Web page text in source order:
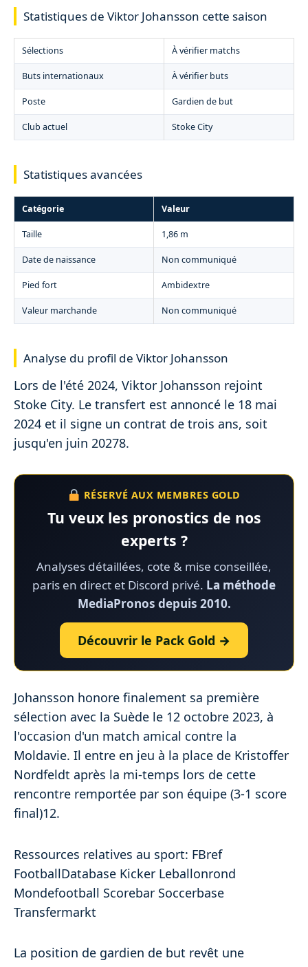
Statistiques de Viktor Johansson cette saison
Sélections À vérifier matchs
Buts internationaux À vérifier buts
Poste Gardien de but
Club actuel Stoke City
Statistiques avancées
Catégorie Valeur
Taille 1,86 m
Date de naissance Non communiqué
Pied fort Ambidextre
Valeur marchande Non communiqué
Analyse du profil de Viktor Johansson
Lors de l'été 2024, Viktor Johansson rejoint
Stoke City. Le transfert est annoncé le 18 mai
2024 et il signe un contrat de trois ans, soit
jusqu'en juin 20278.
RÉSERVÉ AUX MEMBRES GOLD
Tu veux les pronostics de nos
experts ?
Analyses détaillées, cote & mise conseillée,
paris en direct et Discord privé. La méthode
MediaPronos depuis 2010.
Découvrir le Pack Gold →
Johansson honore finalement sa première
sélection avec la Suède le 12 octobre 2023, à
l'occasion d'un match amical contre la
Moldavie. Il entre en jeu à la place de Kristoffer
Nordfeldt après la mi-temps lors de cette
rencontre remportée par son équipe (3-1 score
final)12.
Ressources relatives au sport: FBref
FootballDatabase Kicker Leballonrond
Mondefootball Scorebar Soccerbase
Transfermarkt
La position de gardien de but revêt une